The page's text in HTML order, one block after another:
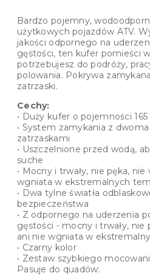
Bardzo pojemny,
użytkowych pojazdów ATV.
jakości odpornego na
gęstości, ten kufer pomieści
potrzebujesz do podróży,
polowania. Pokrywa
zatrzaski.
Cechy:
• Duży kufer o pojemności
• System zamykania z
zatrzaskami
• Uszczelnione przed wodą,
suche
• Mocny i trwały, nie pęka,
wgniata w ekstremalnych
• Dwa tylne światła
bezpieczeństwa
• Z odpornego na uderzenia
gęstości - mocny i trwały, nie
ani nie wgniata w
• Czarny kolor
• Zestaw szybkiego
Pasuje do quadów: